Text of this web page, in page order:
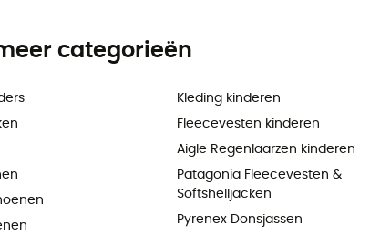
categorieën
Kleding kinderen
Fleecevesten kinderen
Aigle Regenlaarzen kinderen
Patagonia Fleecevesten &
Softshelljacken
Pyrenex Donsjassen